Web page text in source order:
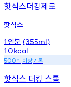
핫식스더킹제로
핫식스
1 인분 (355ml)
10kcal
500회 이상기록
핫식스 더킹 스톰